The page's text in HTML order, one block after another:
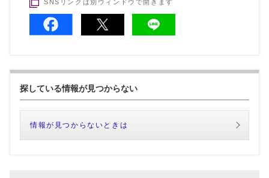
SNSリンクは別ウィンドウで開きます
探している情報が見つからない
情報が見つからないときは